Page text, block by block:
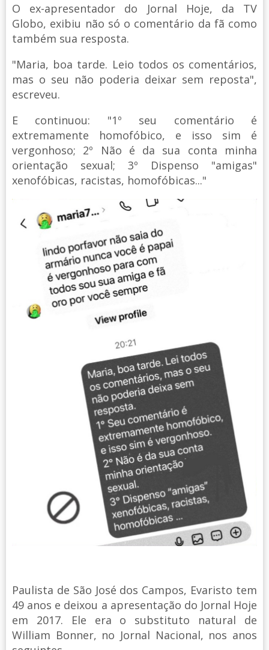
O ex-apresentador do Jornal Hoje, da TV
Globo, exibiu não só o comentário da fã como
também sua resposta.
"Maria, boa tarde. Leio todos os comentários,
mas o seu não poderia deixar sem reposta",
escreveu.
E continuou: "1º seu comentário é
extremamente homofóbico, e isso sim é
vergonhoso; 2º Não é da sua conta minha
orientação sexual; 3º Dispenso "amigas"
xenofóbicas, racistas, homofóbicas..."
Paulista de São José dos Campos, Evaristo tem
49 anos e deixou a apresentação do Jornal Hoje
em 2017. Ele era o substituto natural de
William Bonner, no Jornal Nacional, nos anos